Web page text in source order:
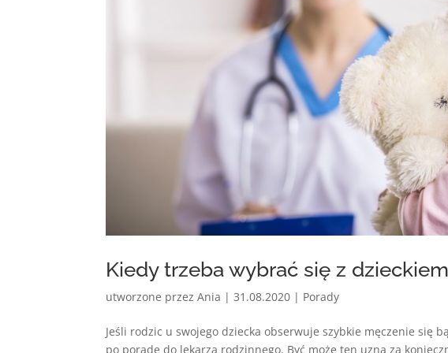
Kiedy trzeba wybrać się z
utworzone przezAnia |31.08.2020 | Porady
Jeśli rodzic u swojego dziecka obserwuje szybkie męczenie się
po poradę do lekarza rodzinnego. Być może ten uzna za